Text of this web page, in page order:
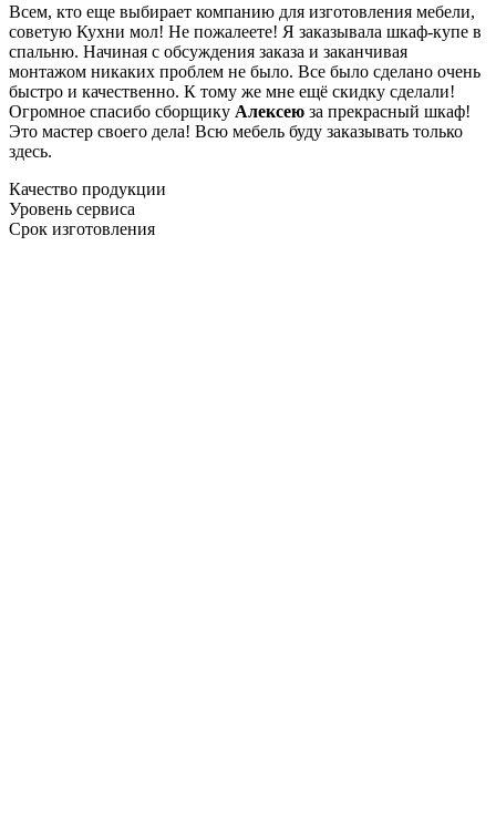
Всем, кто еще выбирает компанию для изготовления мебели,
советую Кухни мол! Не пожалеете! Я заказывала шкаф-купе в
спальню. Начиная с обсуждения заказа и заканчивая
монтажом никаких проблем не было. Все было сделано очень
быстро и качественно. К тому же мне ещё скидку сделали!
Огромное спасибо сборщику Алексею за прекрасный шкаф!
Это мастер своего дела! Всю мебель буду заказывать только
здесь.
Качество продукции
Уровень сервиса
Срок изготовления